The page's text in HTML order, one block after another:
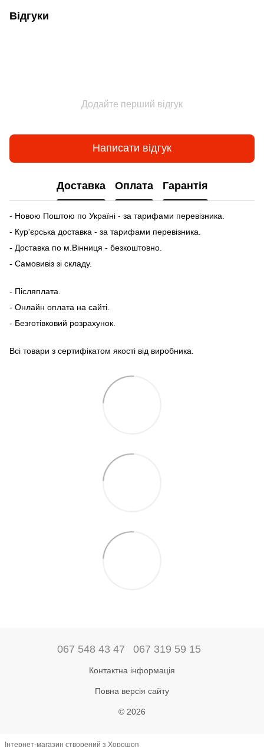
Відгуки
Додайте перший відгук
Написати відгук
Доставка Оплата Гарантія
- Новою Поштою по Україні - за тарифами перевізника.
- Кур'єрська доставка - за тарифами перевізника.
- Доставка по м.Вінниця - безкоштовно.
- Самовивіз зі складу.
- Післяплата.
- Онлайн оплата на сайті.
- Безготівковий розрахунок.
Всі товари з сертифікатом якості від виробника.
067 548 43 47 067 319 59 15
Контактна інформація
Повна версія сайту
© 2026
Інтернет-магазин створений з Хорошоп